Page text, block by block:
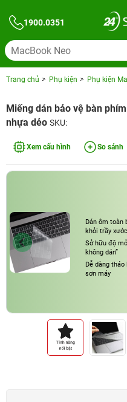
1900.0351
Trang chủ Phụ kiện Phụ kiện
Miếng dán bảo vệ bàn
nhựa dẻo SKU:
Xem cấu hình So sánh
Dán ôm toàn
khỏi trầy
Sở hữu độ
không dán”
Dễ dàng
sơn máy